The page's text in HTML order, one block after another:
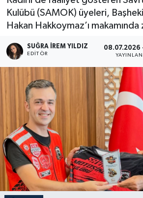
Kulübü (SAMOK) üyeleri,
Hakan Hakkoymaz’ı
SUĞRA İREM YILDIZ
EDITÖR
08.07.2026